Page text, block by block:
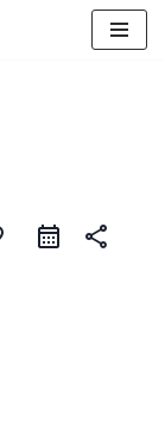
share